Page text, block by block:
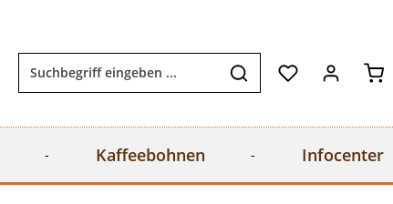
Kaffeebohnen Infocenter